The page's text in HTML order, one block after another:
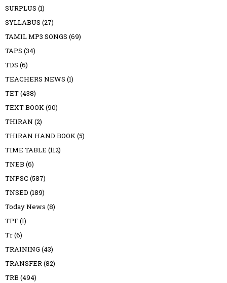
SURPLUS (1)
SYLLABUS (27)
TAMIL MP3 SONGS (69)
TAPS (34)
TDS (6)
TEACHERS NEWS (1)
TET(438)
TEXT BOOK(90)
THIRAN (2)
THIRAN HAND BOOK(5)
TIME TABLE (112)
TNEB (6)
TNPSC (587)
TNSED (189)
Today News (8)
TPF(1)
Tr(6)
TRAINING (43)
TRANSFER(82)
TRB (494)